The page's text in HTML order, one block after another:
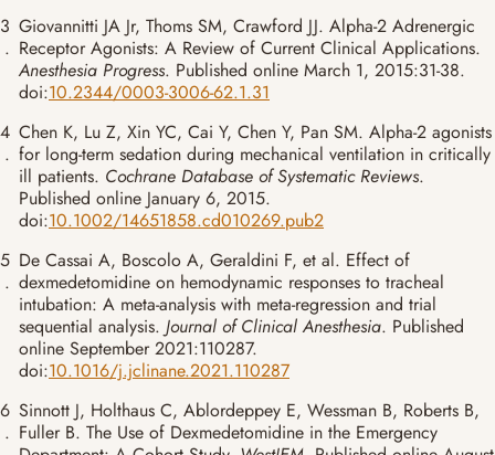
3
.
Giovannitti JA Jr, Thoms SM, Crawford JJ. Alpha-2 Adrenergic
Receptor Agonists: A Review of Current Clinical Applications.
Anesthesia Progress. Published online March 1, 2015:31-38.
doi:10.2344/0003-3006-62.1.31
4
.
Chen K, Lu Z, Xin YC, Cai Y, Chen Y, Pan SM. Alpha-2 agonists
for long-term sedation during mechanical ventilation in critically
ill patients. Cochrane Database of Systematic Reviews.
Published online January 6, 2015.
doi:10.1002/14651858.cd010269.pub2
5
.
De Cassai A, Boscolo A, Geraldini F, et al. Effect of
dexmedetomidine on hemodynamic responses to tracheal
intubation: A meta-analysis with meta-regression and trial
sequential analysis. Journal of Clinical Anesthesia. Published
online September 2021:110287.
doi:10.1016/j.jclinane.2021.110287
6
.
Sinnott J, Holthaus C, Ablordeppey E, Wessman B, Roberts B,
Fuller B. The Use of Dexmedetomidine in the Emergency